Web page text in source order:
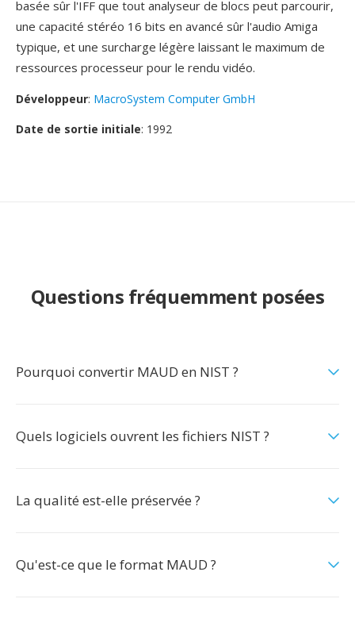
basée sûr l'IFF que tout analyseur de blocs peut parcourir,
une capacité stéréo 16 bits en avancé sûr l'audio Amiga
typique, et une surcharge légère laissant le maximum de
ressources processeur pour le rendu vidéo.
Développeur: MacroSystem Computer GmbH
Date de sortie initiale: 1992
Questions fréquemment posées
Pourquoi convertir MAUD en NIST ?
Quels logiciels ouvrent les fichiers NIST ?
La qualité est-elle préservée ?
Qu'est-ce que le format MAUD ?